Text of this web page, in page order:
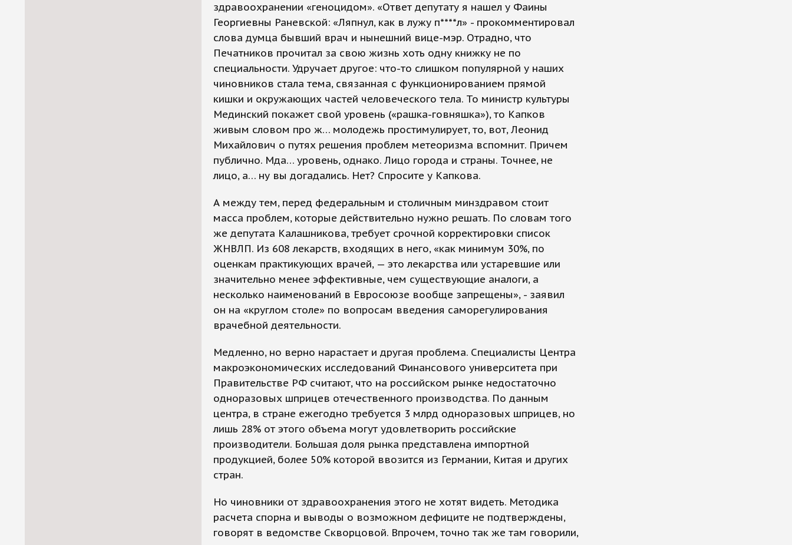
здравоохранении «геноцидом». «Ответ депутату я нашел у Фаины
Георгиевны Раневской: «Ляпнул, как в лужу п****л» - прокомментировал
слова думца бывший врач и нынешний вице-мэр. Отрадно, что
Печатников прочитал за свою жизнь хоть одну книжку не по
специальности. Удручает другое: что-то слишком популярной у наших
чиновников стала тема, связанная с функционированием прямой
кишки и окружающих частей человеческого тела. То министр культуры
Мединский покажет свой уровень («рашка-говняшка»), то Капков
живым словом про ж… молодежь простимулирует, то, вот, Леонид
Михайлович о путях решения проблем метеоризма вспомнит. Причем
публично. Мда… уровень, однако. Лицо города и страны. Точнее, не
лицо, а… ну вы догадались. Нет? Спросите у Капкова.
А между тем, перед федеральным и столичным минздравом стоит
масса проблем, которые действительно нужно решать. По словам того
же депутата Калашникова, требует срочной корректировки список
ЖНВЛП. Из 608 лекарств, входящих в него, «как минимум 30%, по
оценкам практикующих врачей, — это лекарства или устаревшие или
значительно менее эффективные, чем существующие аналоги, а
несколько наименований в Евросоюзе вообще запрещены», - заявил
он на «круглом столе» по вопросам введения саморегулирования
врачебной деятельности.
Медленно, но верно нарастает и другая проблема. Специалисты Центра
макроэкономических исследований Финансового университета при
Правительстве РФ считают, что на российском рынке недостаточно
одноразовых шприцев отечественного производства. По данным
центра, в стране ежегодно требуется 3 млрд одноразовых шприцев, но
лишь 28% от этого объема могут удовлетворить российские
производители. Большая доля рынка представлена импортной
продукцией, более 50% которой ввозится из Германии, Китая и других
стран.
Но чиновники от здравоохранения этого не хотят видеть. Методика
расчета спорна и выводы о возможном дефиците не подтверждены,
говорят в ведомстве Скворцовой. Впрочем, точно так же там говорили,